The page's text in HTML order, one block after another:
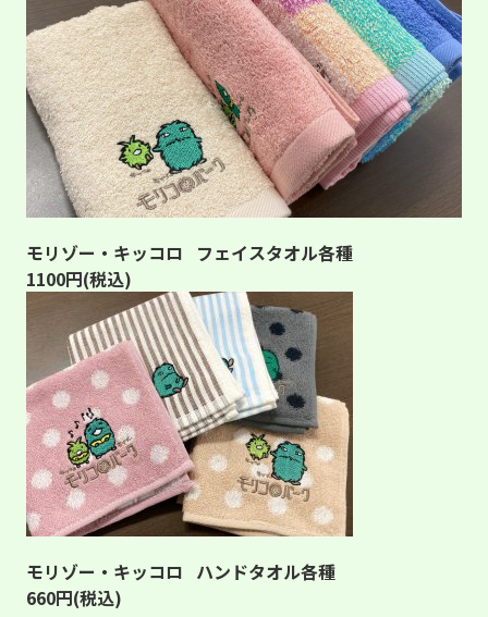
モリゾー・キッコロ
フェイスタオル各種
1100円(税込)
モリゾー・キッコロ ハンドタオル各種
660円(税込)